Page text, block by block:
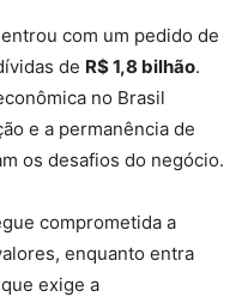
com um pedido de
de R$ 1,8 bilhão.
no Brasil
e a permanência de
os desafios do negócio.
comprometida a
enquanto entra
exige a